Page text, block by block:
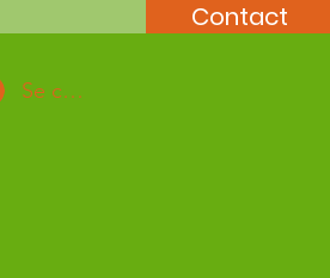
Contact
Se connecter